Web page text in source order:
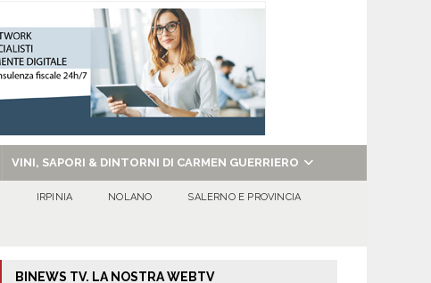
VINI, SAPORI & DINTORNI DI CARMEN GUERRIERO
IRPINIA NOLANO SALERNO E PROVINCIA
BINEWS TV. LA NOSTRA WEBTV